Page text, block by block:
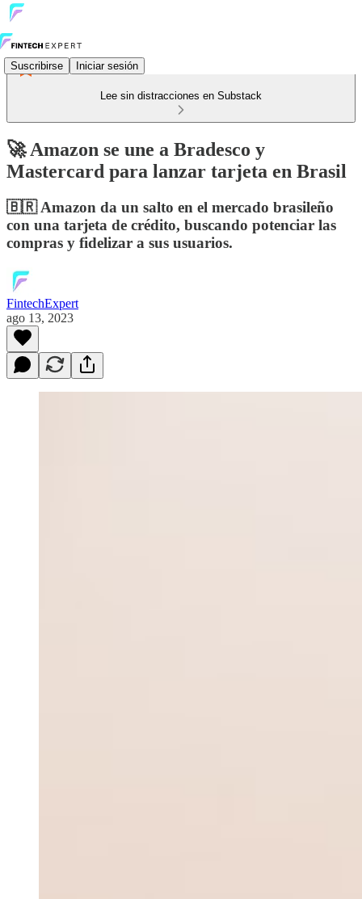
Suscribirse Iniciar sesión
Lee sin distracciones en Substack
🚀 Amazon se une a Bradesco y
Mastercard para lanzar tarjeta en Brasil
🇧🇷 Amazon da un salto en el mercado brasileño
con una tarjeta de crédito, buscando potenciar las
compras y fidelizar a sus usuarios.
FintechExpert
ago 13, 2023